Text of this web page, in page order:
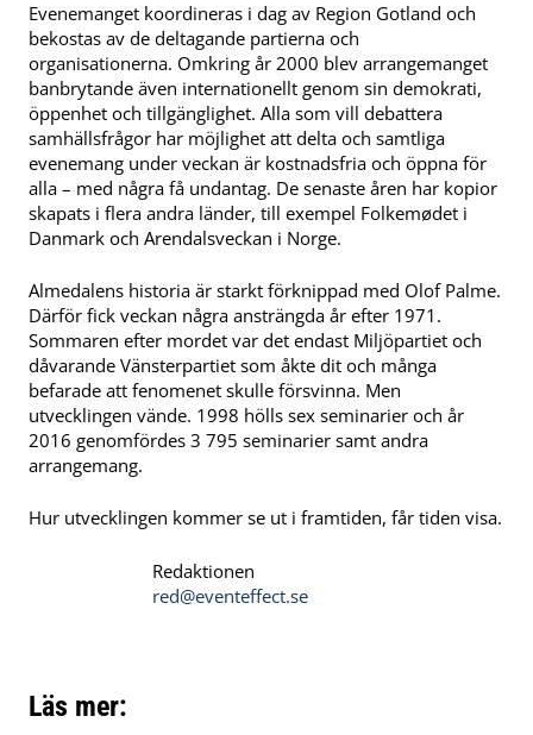
Evenemanget koordineras i dag av Region Gotland och
bekostas av de deltagande partierna och
organisationerna. Omkring år 2000 blev arrangemanget
banbrytande även internationellt genom sin demokrati,
öppenhet och tillgänglighet. Alla som vill debattera
samhällsfrågor har möjlighet att delta och samtliga
evenemang under veckan är kostnadsfria och öppna för
alla – med några få undantag. De senaste åren har kopior
skapats i flera andra länder, till exempel Folkemødet i
Danmark och Arendalsveckan i Norge.
Almedalens historia är starkt förknippad med Olof Palme.
Därför fick veckan några ansträngda år efter 1971.
Sommaren efter mordet var det endast Miljöpartiet och
dåvarande Vänsterpartiet som åkte dit och många
befarade att fenomenet skulle försvinna. Men
utvecklingen vände. 1998 hölls sex seminarier och år
2016 genomfördes 3 795 seminarier samt andra
arrangemang.
Hur utvecklingen kommer se ut i framtiden, får tiden visa.
Redaktionen
red@eventeffect.se
Läs mer: